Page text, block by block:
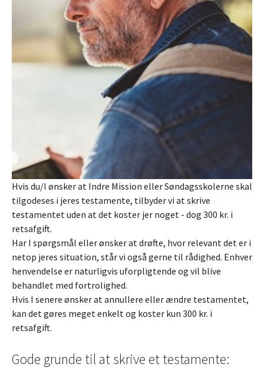
Hvis du/I ønsker at Indre Mission eller Søndagsskolerne skal
tilgodeses i jeres testamente, tilbyder vi at skrive
testamentet uden at det koster jer noget - dog 300 kr. i
retsafgift.
Har I spørgsmål eller ønsker at drøfte, hvor relevant det er i
netop jeres situation, står vi også gerne til rådighed. Enhver
henvendelse er naturligvis uforpligtende og vil blive
behandlet med fortrolighed.
Hvis I senere ønsker at annullere eller ændre testamentet,
kan det gøres meget enkelt og koster kun 300 kr. i
retsafgift.
Gode grunde til at skrive et testamente: